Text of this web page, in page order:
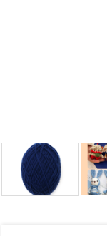
zobrazovali
obsah a
reklamu, a
to i s
pomocí
našich